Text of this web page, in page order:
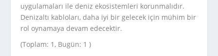
uygulamaları ile deniz ekosistemleri korunmalıdır.
Denizaltı kabloları, daha iyi bir gelecek için mühim bir
rol oynamaya devam edecektir.
(Toplam: 1, Bugün: 1 )